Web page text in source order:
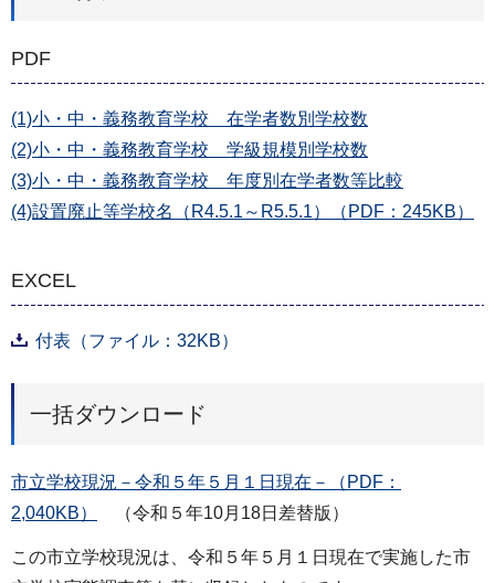
PDF
(1)小・中・義務教育学校 在学者数別学校数
(2)小・中・義務教育学校 学級規模別学校数
(3)小・中・義務教育学校 年度別在学者数等比較
(4)設置廃止等学校名（R4.5.1～R5.5.1）（PDF：245KB）
EXCEL
付表（ファイル：32KB）
一括ダウンロード
市立学校現況－令和５年５月１日現在－（PDF：
2,040KB）
（令和５年10月18日差替版）
この市立学校現況は、令和５年５月１日現在で実施した市